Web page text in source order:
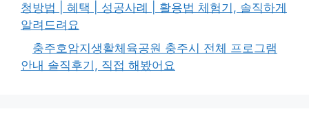
청방법 | 혜택 | 성공사례 | 활용법 체험기, 솔직하게
알려드려요
충주호암지생활체육공원 충주시 전체 프로그램
안내 솔직후기, 직접 해봤어요